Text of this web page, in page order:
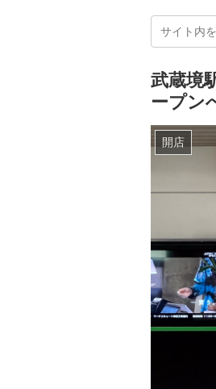
武蔵境
ープン
開店